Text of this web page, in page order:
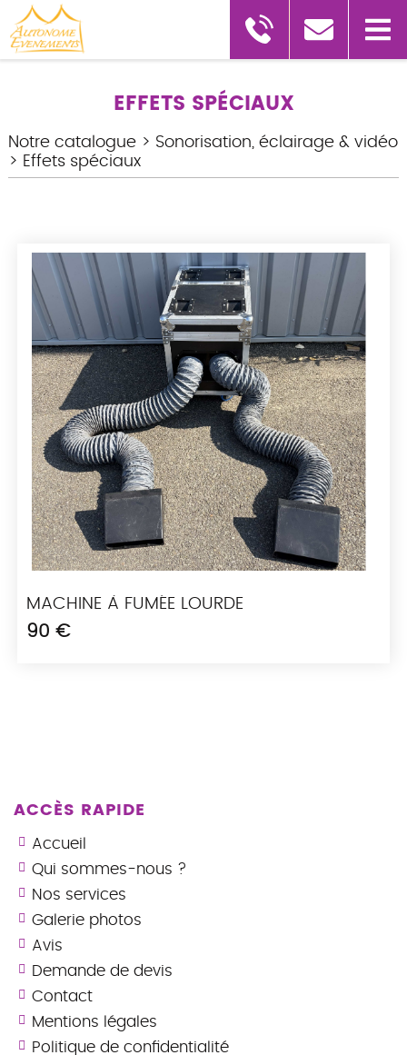
EFFETS SPÉCIAUX
Notre catalogue> Sonorisation, éclairage & vidéo
> Effets spéciaux
MACHINE À FUMÉE LOURDE
90 €
ACCÈS RAPIDE
Accueil
Qui sommes-nous ?
Nos services
Galerie photos
Avis
Demande de devis
Contact
Mentions légales
Politique de confidentialité